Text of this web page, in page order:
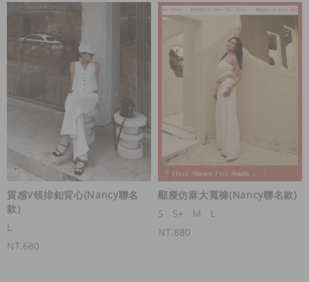
質感V領排釦背心(Nancy聯名
款)
L
NT.680
顯瘦仿麻大寬褲(Nancy聯名款)
S
S+ M
L
NT.880